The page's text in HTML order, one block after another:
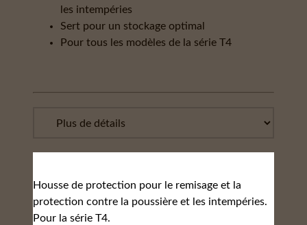
les intempéries
Sert pour un stockage optimal
Pour tous les modèles de la série T4
Housse de protection pour le remisage et la
protection contre la poussière et les intempéries.
Pour la série T4.